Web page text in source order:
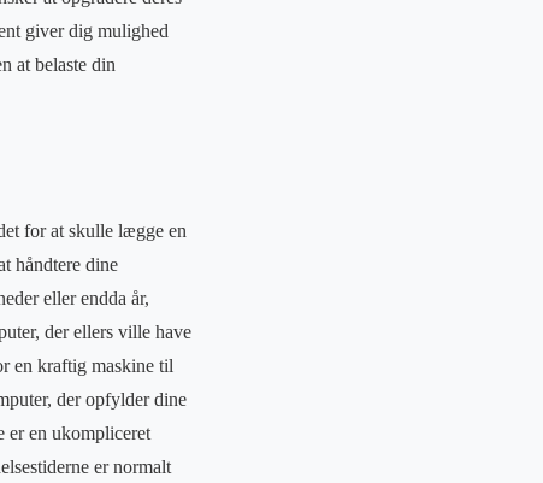
giver dig mulighed
at belaste din
for at skulle lægge en
håndtere dine
eller endda år,
der ellers ville have
en kraftig maskine til
der opfylder dine
er en ukompliceret
er normalt